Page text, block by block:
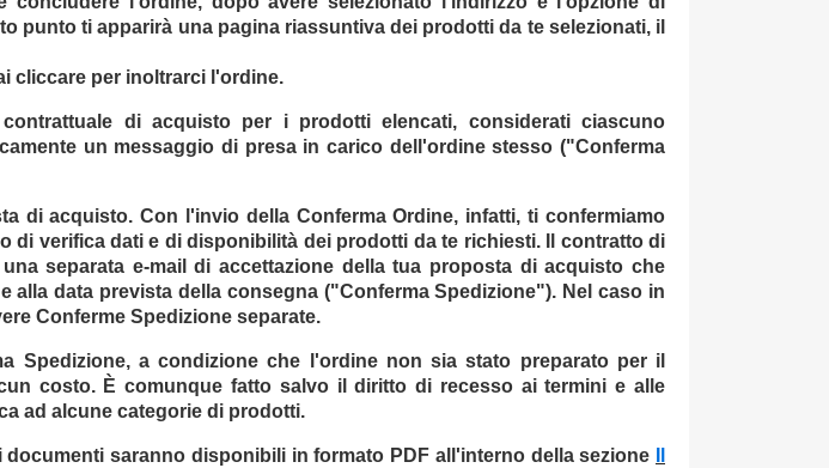
punto ti apparirà una pagina riassuntiva dei prodotti da te selezionati, il
cliccare per inoltrarci l'ordine.
di acquisto per i prodotti elencati, considerati ciascuno
un messaggio di presa in carico dell'ordine stesso ("Conferma
di acquisto. Con l'invio della Conferma Ordine, infatti, ti confermiamo
verifica dati e di disponibilità dei prodotti da te richiesti. Il contratto di
separata e-mail di accettazione della tua proposta di acquisto che
data prevista della consegna ("Conferma Spedizione"). Nel caso in
Conferme Spedizione separate.
Spedizione, a condizione che l'ordine non sia stato preparato per il
costo. È comunque fatto salvo il diritto di recesso ai termini e alle
ad alcune categorie di prodotti.
saranno disponibili in formato PDF all'interno della sezione